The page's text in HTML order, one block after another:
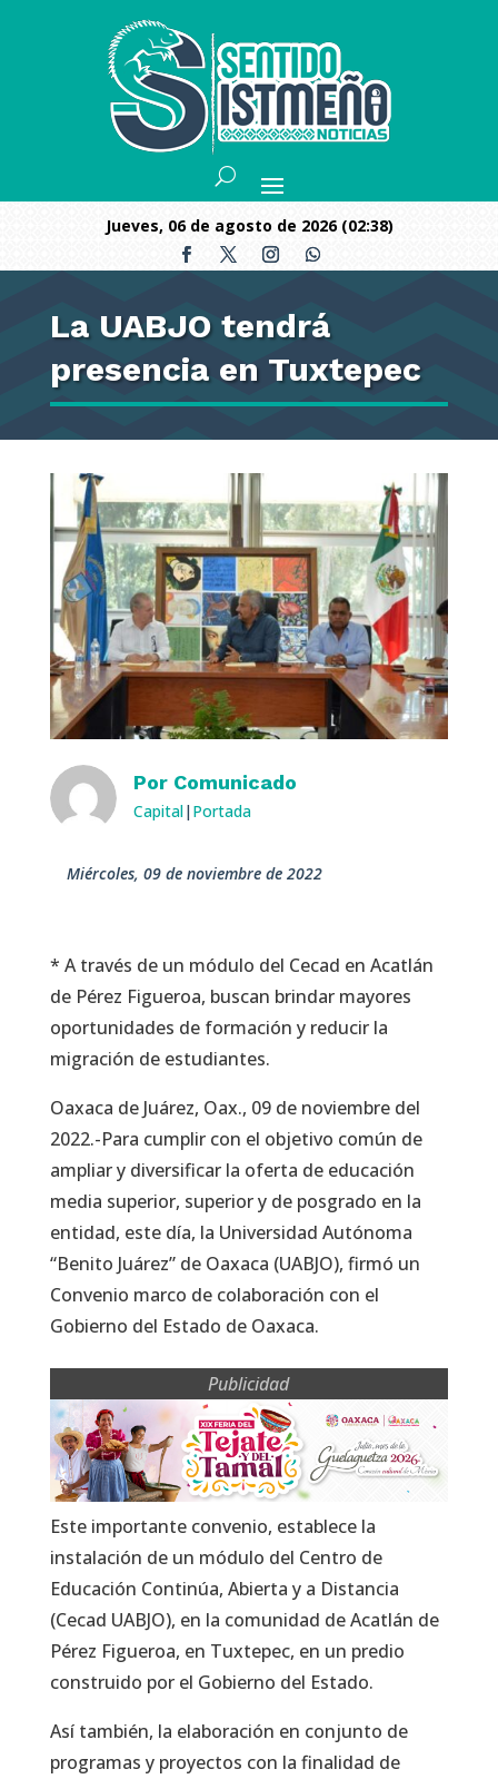
jueves, 06 de agosto de 2026 (02:38)
La UABJO tendrá
presencia en Tuxtepec
Por Comunicado
Capital| Portada
miércoles, 09 de noviembre de 2022
* A través de un módulo del Cecad en Acatlán
de Pérez Figueroa, buscan brindar mayores
oportunidades de formación y reducir la
migración de estudiantes.
Oaxaca de Juárez, Oax., 09 de noviembre del
2022.-Para cumplir con el objetivo común de
ampliar y diversificar la oferta de educación
media superior, superior y de posgrado en la
entidad, este día, la Universidad Autónoma
“Benito Juárez” de Oaxaca (UABJO), firmó un
Convenio marco de colaboración con el
Gobierno del Estado de Oaxaca.
Publicidad
Este importante convenio, establece la
instalación de un módulo del Centro de
Educación Continúa, Abierta y a Distancia
(Cecad UABJO), en la comunidad de Acatlán de
Pérez Figueroa, en Tuxtepec, en un predio
construido por el Gobierno del Estado.
Así también, la elaboración en conjunto de
programas y proyectos con la finalidad de